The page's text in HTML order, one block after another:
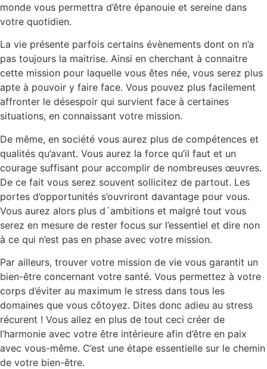
monde vous permettra d’être épanouie et sereine dans
votre quotidien.
La vie présente parfois certains évènements dont on n’a
pas toujours la maitrise. Ainsi en cherchant à connaitre
cette mission pour laquelle vous êtes née, vous serez plus
apte à pouvoir y faire face. Vous pouvez plus facilement
affronter le désespoir qui survient face à certaines
situations, en connaissant votre mission.
De même, en société vous aurez plus de compétences et
qualités qu’avant. Vous aurez la force qu’il faut et un
courage suffisant pour accomplir de nombreuses œuvres.
De ce fait vous serez souvent sollicitez de partout. Les
portes d’opportunités s’ouvriront davantage pour vous.
Vous aurez alors plus d´ambitions et malgré tout vous
serez en mesure de rester focus sur l’essentiel et dire non
à ce qui n’est pas en phase avec votre mission.
Par ailleurs, trouver votre mission de vie vous garantit un
bien-être concernant votre santé. Vous permettez à votre
corps d’éviter au maximum le stress dans tous les
domaines que vous côtoyez. Dites donc adieu au stress
récurent ! Vous allez en plus de tout ceci créer de
l’harmonie avec votre être intérieure afin d’être en paix
avec vous-même. C’est une étape essentielle sur le chemin
de votre bien-être.